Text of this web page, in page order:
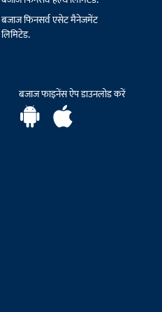
बजाज फिनसर्व एसेट मैनेजमेंट
लिमिटेड.
बजाज फाइनेंस ऐप डाउनलोड करें